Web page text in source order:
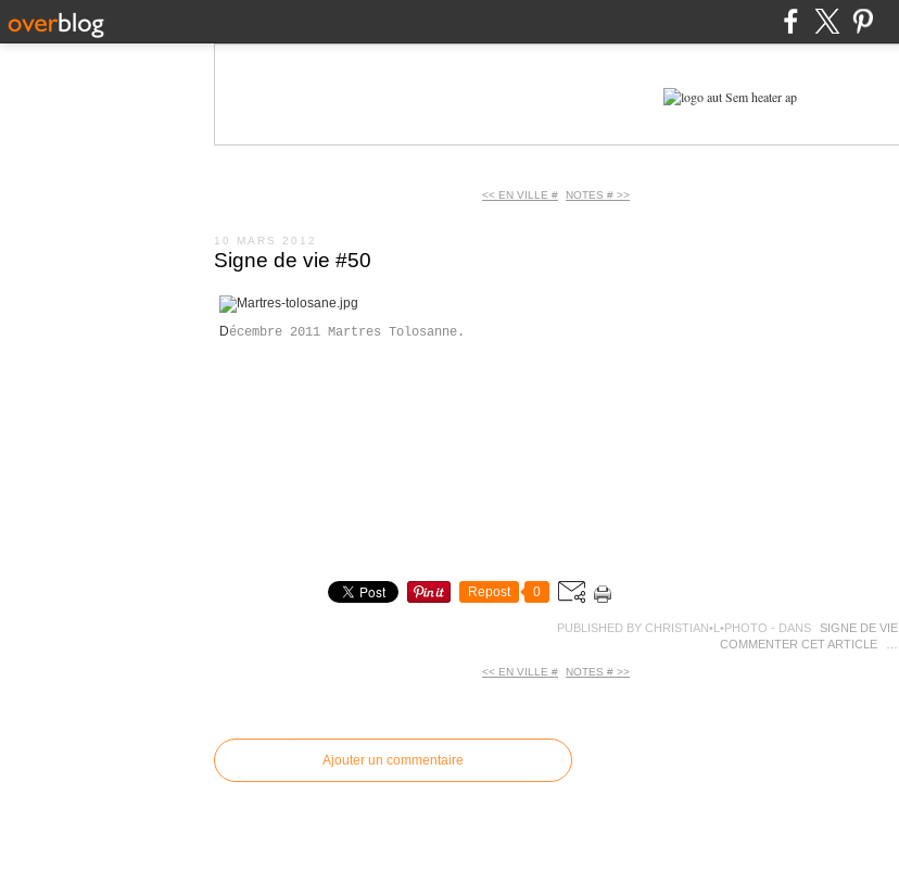
<< EN VILLE # NOTES # >>
10 MARS 2012
Signe de vie #50
Décembre 2011 Martres Tolosanne.
Repost 0
PUBLISHED BY CHRISTIAN•L•PHOTO - DANS
SIGNE DE VIE
COMMENTER CET ARTICLE
<< EN VILLE # NOTES # >>
Ajouter un commentaire